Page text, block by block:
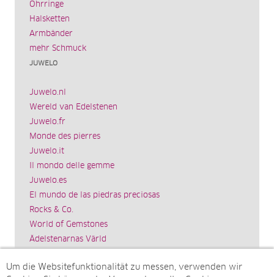
Ohrringe
Halsketten
Armbänder
mehr Schmuck
JUWELO
Juwelo.nl
Wereld van Edelstenen
Juwelo.fr
Monde des pierres
Juwelo.it
Il mondo delle gemme
Juwelo.es
El mundo de las piedras preciosas
Rocks & Co.
World of Gemstones
Ädelstenarnas Värld
Impressum
Um die Websitefunktionalität zu messen, verwenden wir